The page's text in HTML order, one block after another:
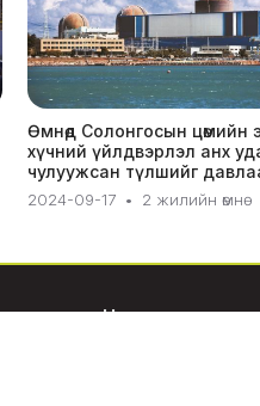
Өмнөд Солонгосын цөмийн
хүчний үйлдвэрлэл анх
чулуужсан түлшийг
2024-09-17 • 2 жилийн өмнө
Цэсүүд